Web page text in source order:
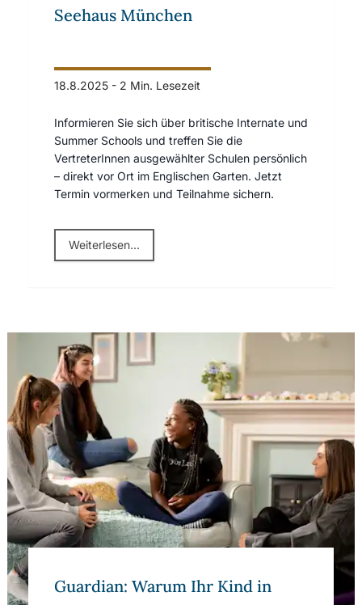
Seehaus München
18.8.2025 - 2 Min. Lesezeit
Informieren Sie sich über britische Internate und
Summer Schools und treffen Sie die
VertreterInnen ausgewählter Schulen persönlich
– direkt vor Ort im Englischen Garten. Jetzt
Termin vormerken und Teilnahme sichern.
Weiterlesen...
Guardian: Warum Ihr Kind in Großbritannien einen
Guardian: Warum Ihr Kind in